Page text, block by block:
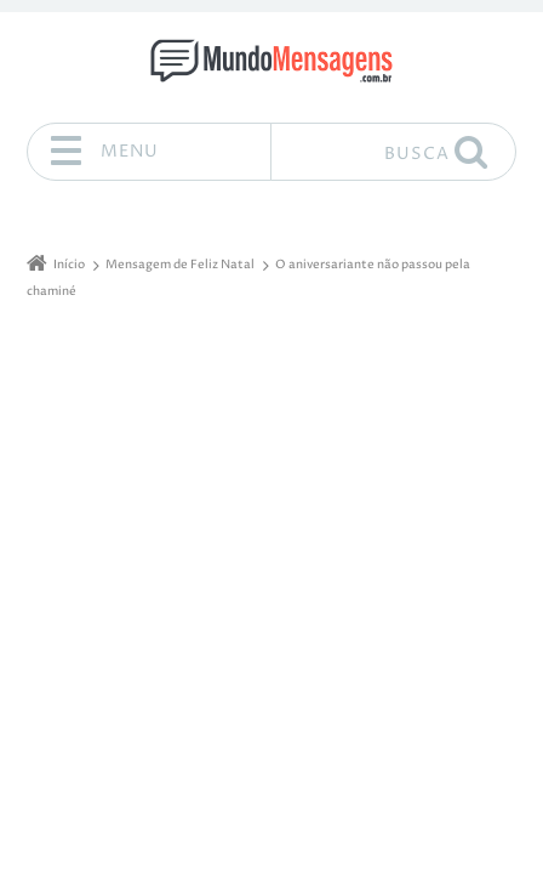
MENU BUSCA
Início Mensagem de Feliz Natal
O aniversariante não passou pela
chaminé